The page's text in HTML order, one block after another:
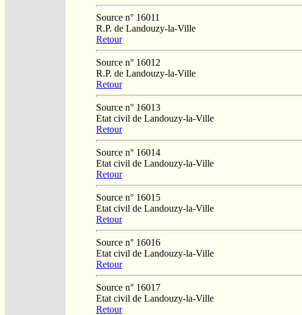
Source n° 16011
R.P. de Landouzy-la-Ville
Retour
Source n° 16012
R.P. de Landouzy-la-Ville
Retour
Source n° 16013
Etat civil de Landouzy-la-Ville
Retour
Source n° 16014
Etat civil de Landouzy-la-Ville
Retour
Source n° 16015
Etat civil de Landouzy-la-Ville
Retour
Source n° 16016
Etat civil de Landouzy-la-Ville
Retour
Source n° 16017
Etat civil de Landouzy-la-Ville
Retour